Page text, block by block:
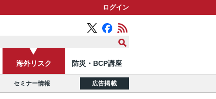
ログイン
海外リスク 防災・BCP講座
セミナー情報 広告掲載